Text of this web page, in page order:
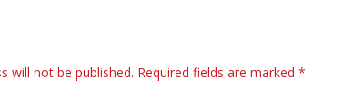
will not be published. Required fields are marked *